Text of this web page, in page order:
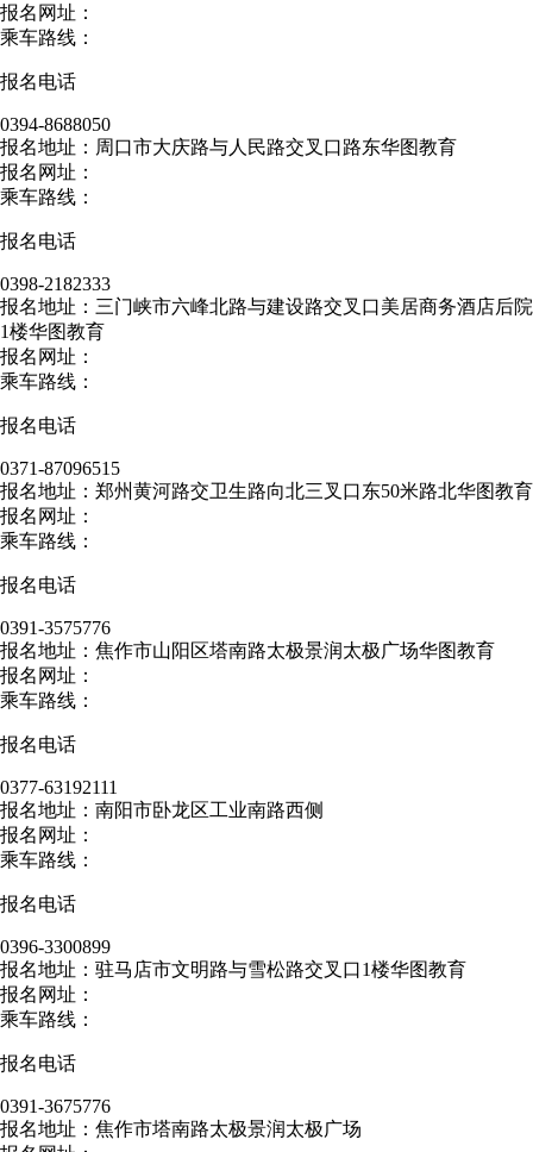
报名网址：
乘车路线：
报名电话
0394-8688050
报名地址：周口市大庆路与人民路交叉口路东华图教育
报名网址：
乘车路线：
报名电话
0398-2182333
报名地址：三门峡市六峰北路与建设路交叉口美居商务酒店后院
1楼华图教育
报名网址：
乘车路线：
报名电话
0371-87096515
报名地址：郑州黄河路交卫生路向北三叉口东50米路北华图教育
报名网址：
乘车路线：
报名电话
0391-3575776
报名地址：焦作市山阳区塔南路太极景润太极广场华图教育
报名网址：
乘车路线：
报名电话
0377-63192111
报名地址：南阳市卧龙区工业南路西侧
报名网址：
乘车路线：
报名电话
0396-3300899
报名地址：驻马店市文明路与雪松路交叉口1楼华图教育
报名网址：
乘车路线：
报名电话
0391-3675776
报名地址：焦作市塔南路太极景润太极广场